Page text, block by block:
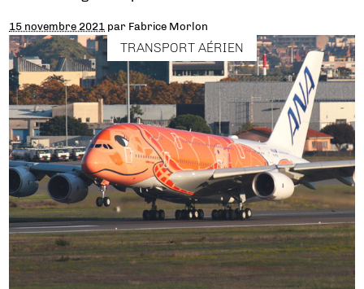
15 novembre 2021 par Fabrice Morlon
TRANSPORT AÉRIEN